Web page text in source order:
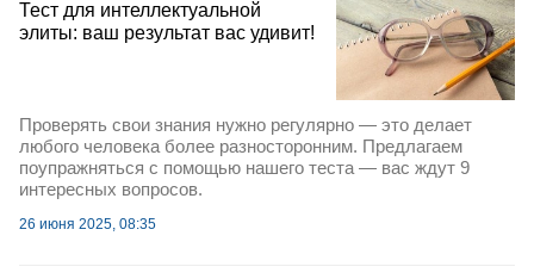
Тест для интеллектуальной
элиты: ваш результат вас удивит!
Проверять свои знания нужно регулярно — это делает
любого человека более разносторонним. Предлагаем
поупражняться с помощью нашего теста — вас ждут 9
интересных вопросов.
26 июня 2025, 08:35